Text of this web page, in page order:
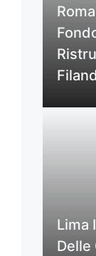
Lima
Delle